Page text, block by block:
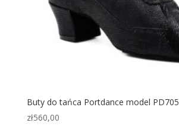
Buty do tańca Portdance model PD705
zł560,00